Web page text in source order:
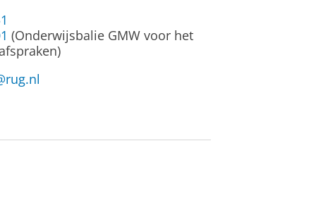
(Onderwijsbalie GMW voor het